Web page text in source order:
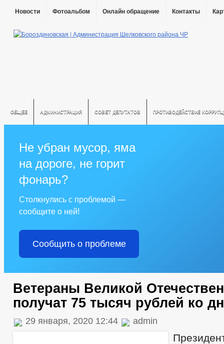
Новости Фотоальбом Онлайн обращение Контакты
ОБЩЕЕ АДМИНИСТРАЦИЯ СОВЕТ ДЕПУТАТОВ ПРОТИВОДЕЙСТВИЕ
Не убран мусор, яма
на дороге, не горит
фонарь?
Столкнулись с проблемой —
сообщите о ней!
Сообщить о проблеме
Ветераны Великой
получат 75 тысяч рублей ко
29 января, 2020 12:44 admin